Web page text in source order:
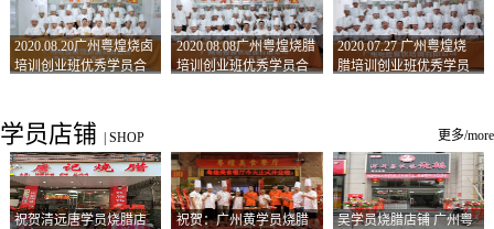
2020.08.20广州粤煌烧卤
培训创业班优秀学员合
2020.08.08广州粤煌烧腊
培训创业班优秀学员合
2020.07.27 广州粤煌烧
腊培训创业班优秀学员
学员店铺 SHOP 更多/more
祝贺清远唐学员烧腊店
祝贺：广州黄学员烧腊
吴学员烧腊店铺 广州粤